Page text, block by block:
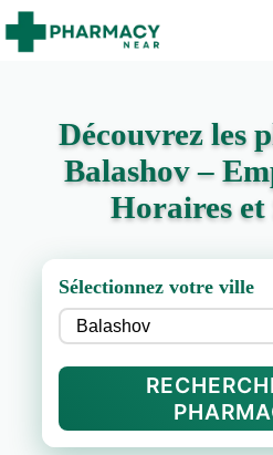
Découvrez les
Balashov –
Horaires et
Sélectionnez votre ville